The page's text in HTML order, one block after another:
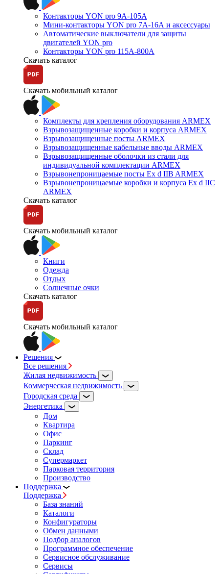
Контакторы YON pro 9А-105А
Мини-контакторы YON pro 7А-16А и аксессуары
Автоматические выключатели для защиты
двигателей YON pro
Контакторы YON pro 115А-800А
Скачать каталог
Скачать мобильный каталог
Комплекты для крепления оборудования ARMEX
Взрывозащищенные коробки и корпуса ARMEX
Взрывозащищенные посты ARMEX
Взрывозащищенные кабельные вводы ARMEX
Взрывозащищенные оболочки из стали для
индивидуальной комплектации ARMEX
Взрывонепроницаемые посты Ex d IIB ARMEX
Взрывонепроницаемые коробки и корпуса Ex d IIС
ARMEX
Скачать каталог
Скачать мобильный каталог
Книги
Одежда
Отдых
Солнечные очки
Скачать каталог
Скачать мобильный каталог
Решения
Все решения
Жилая недвижимость
Коммерческая недвижимость
Городская среда
Энергетика
Дом
Квартира
Офис
Паркинг
Склад
Супермаркет
Парковая территория
Производство
Поддержка
Поддержка
База знаний
Каталоги
Конфигураторы
Обмен данными
Подбор аналогов
Программное обеспечение
Сервисное обслуживание
Сервисы